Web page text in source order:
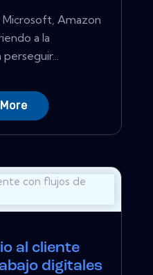
Amazon
a la
al cliente
digitales